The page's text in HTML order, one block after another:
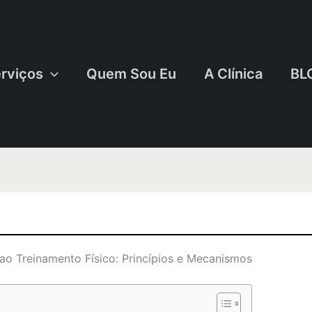
Quem Sou Eu A Clínica
Treinamento Físico: Princípios e Mecanismos